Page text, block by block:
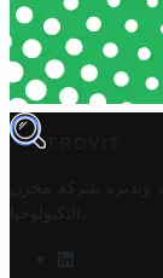
TROVIT
وتديره
شركة مخزن
التكنولوجيا